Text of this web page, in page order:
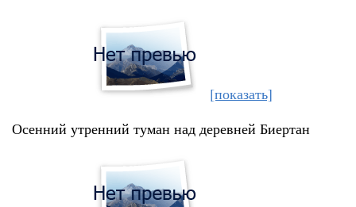
[показать]
Осенний утренний туман над деревней Биертан